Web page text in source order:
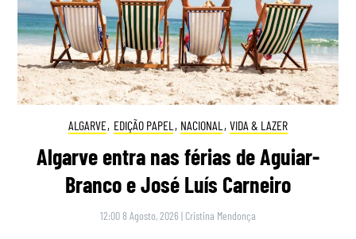
ALGARVE, EDIÇÃO PAPEL , NACIONAL , VIDA & LAZER
Algarve entra nas férias de Aguiar-
Branco e José Luís Carneiro
12:00 8 Agosto, 2026 | Cristina Mendonça